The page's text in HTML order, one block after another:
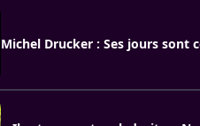
Michel Drucker : Ses jours sont